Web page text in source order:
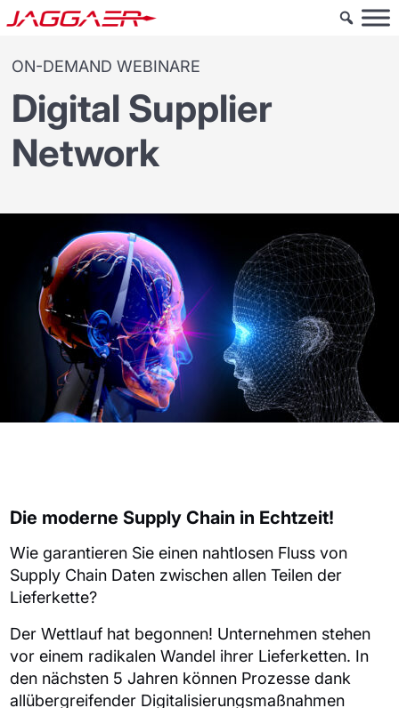
ON-DEMAND WEBINARE
Digital Supplier
Network
Die moderne Supply Chain in Echtzeit!
Wie garantieren Sie einen nahtlosen Fluss von
Supply Chain Daten zwischen allen Teilen der
Lieferkette?
Der Wettlauf hat begonnen! Unternehmen stehen
vor einem radikalen Wandel ihrer Lieferketten. In
den nächsten 5 Jahren können Prozesse dank
allübergreifender Digitalisierungsmaßnahmen